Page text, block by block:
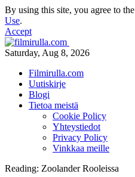
By using this site, you agree to the
Use.
Accept
Saturday, Aug 8, 2026
Filmirulla.com
Uutiskirje
Blogi
Tietoa meistä
Cookie Policy
Yhteystiedot
Privacy Policy
Vinkkaa meille
Reading: Zoolander Rooleissa